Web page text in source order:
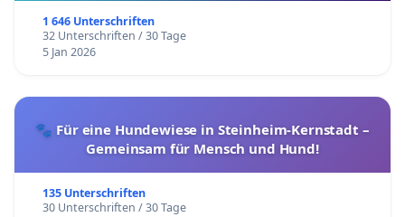
1 646 Unterschriften
32 Unterschriften / 30 Tage
5 Jan 2026
🐾 Für eine Hundewiese in Steinheim-Kernstadt –
Gemeinsam für Mensch und Hund!
135 Unterschriften
30 Unterschriften / 30 Tage